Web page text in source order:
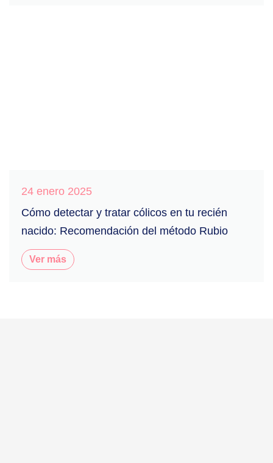
24 enero 2025
Cómo detectar y tratar cólicos en tu recién
nacido: Recomendación del método Rubio
Ver más